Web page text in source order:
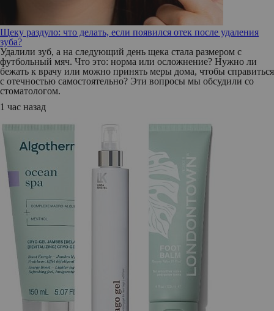
Щеку раздуло: что делать, если появился отек после удаления
зуба?
Удалили зуб, а на следующий день щека стала размером с
футбольный мяч. Что это: норма или осложнение? Нужно ли
бежать к врачу или можно принять меры дома, чтобы справиться
с отечностью самостоятельно? Эти вопросы мы обсудили со
стоматологом.
1 час назад